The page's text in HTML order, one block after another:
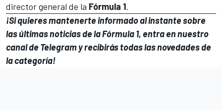
director general de la Fórmula 1.
¡Si quieres mantenerte informado al instante sobre
las últimas noticias de la Fórmula 1, entra ennuestro
canal de Telegramy recibirás todas las novedades de
la categoría!